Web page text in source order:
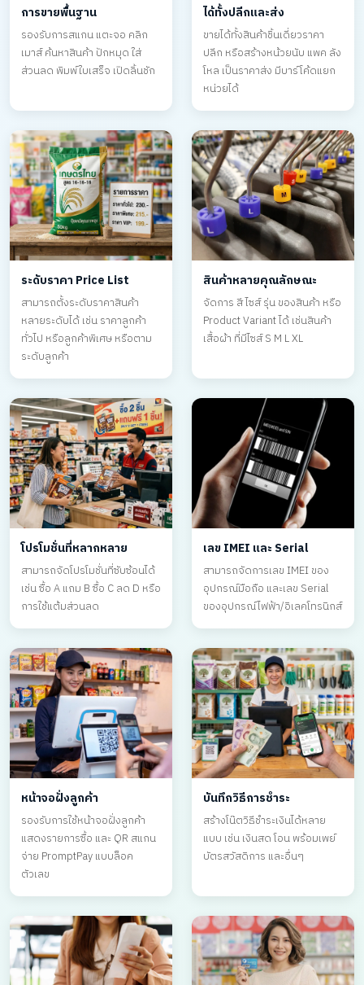
การขายพื้นฐาน
รองรับการสแกน แตะจอ คลิก
เมาส์ ค้นหาสินค้า ปักหมุด ใส่
ส่วนลด พิมพ์ใบเสร็จ เปิดลิ้นชัก
ได้ทั้งปลีกและส่ง
ขายได้ทั้งสินค้าชิ้นเดี่ยวราคา
ปลีก หรือสร้างหน้วยนับ แพค ลัง
โหล เป็นราคาส่ง มีบาร์โค้ดแยก
หน่วยได้
ระดับราคา Price List
สามารถตั้งระดับราคาสินค้า
หลายระดับได้ เช่น ราคาลูกค้า
ทั่วไป หรือลูกค้าพิเศษ หรือตาม
ระดับลูกค้า
สินค้าหลายคุณลักษณะ
จัดการ สี ไซส์ รุ่น ของสินค้า หรือ
Product Variant ได้ เช่นสินค้า
เสื้อผ้า ที่มีไซส์ S M L XL
โปรโมชั่นที่หลากหลาย
สามารถจัดโปรโมชั่นที่ซับซ้อนได้
เช่น ซื้อ A แถม B ซื้อ C ลด D หรือ
การใช้แต้มส่วนลด
เลข IMEI และ Serial
สามารถจัดการเลข IMEI ของ
อุปกรณ์มือถือ และเลข Serial
ของอุปกรณ์ไฟฟ้า/อิเลคโทรนิกส์
หน้าจอฝั่งลูกค้า
รองรับการใช้หน้าจอฝั่งลูกค้า
แสดงรายการซื้อ และ QR สแกน
จ่าย PromptPay แบบล็อค
ตัวเลข
บันทึกวิธีการชำระ
สร้างโน๊ตวิธีชำระเงินได้หลาย
แบบ เช่น เงินสด โอน พร้อมเพย์
บัตรสวัสดิการ และอื่นๆ